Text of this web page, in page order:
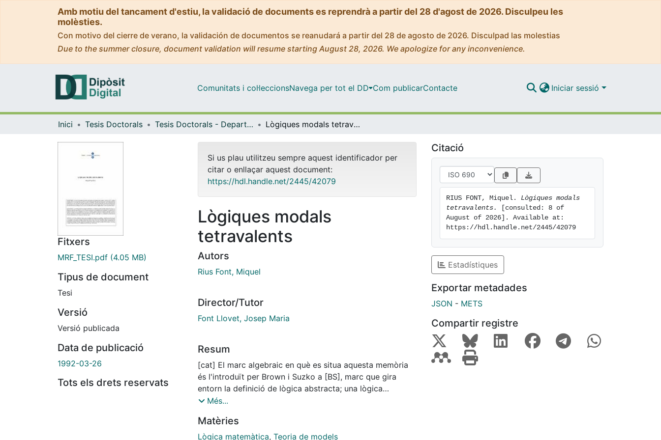
Amb motiu del tancament d'estiu, la validació de documents es reprendrà a partir del 28 d'agost de 2026. Disculpeu les
molèsties.
Con motivo del cierre de verano, la validación de documentos se reanudará a partir del 28 de agosto de 2026. Disculpad las molestias
Due to the summer closure, document validation will resume starting August 28, 2026. We apologize for any inconvenience.
Comunitats i col·leccionsNavega per tot el DD Com publicarContacte Iniciar sessió
Inici Tesis Doctorals Tesis Doctorals - Departament - Lògica, Història i Filosofia de la Ciència Lògiques modals tetravalents
Fitxers
MRF_TESI.pdf (4.05 MB)
Tipus de document
Tesi
Versió
Versió publicada
Data de publicació
1992-03-26
Tots els drets reservats
Si us plau utilitzeu sempre aquest identificador per
citar o enllaçar aquest document:
https://hdl.handle.net/2445/42079
Lògiques modals
tetravalents
Autors
Rius Font, Miquel
Director/Tutor
Font Llovet, Josep Maria
Resum
[cat] El marc algebraic en què es situa aquesta memòria
és l'introduït per Brown i Suzko a [BS], marc que gira
entorn la definició de lògica abstracta; una lògica
abstracta “L” és una parella (A,C) formada per una àlgebra
suport d' “A”. La noció clàssica de lògica corn un conjunt
de fórmules ben formades sobre les quals es té un conjunt
Més...
Matèries
Lògica matemàtica, Teoria de models
Citació
RIUS FONT, Miquel. Lògiques modals
tetravalents.
[consulted: 8 of
August of 2026]. Available at:
https://hdl.handle.net/2445/42079
Estadístiques
Exportar metadades
JSON - METS
Compartir registre